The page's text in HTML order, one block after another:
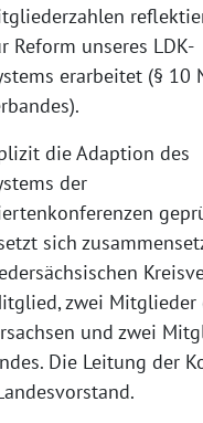
Reform unseres LDK-
erarbeitet (§ 10
die Adaption des
der
sich
zwei Mitglieder
und zwei
Die Leitung der